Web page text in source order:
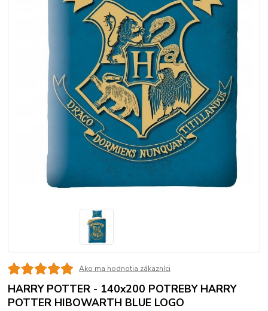
Ako ma hodnotia zákazníci
HARRY POTTER - 140x200 POTREBY HARRY
POTTER HIBOWARTH BLUE LOGO